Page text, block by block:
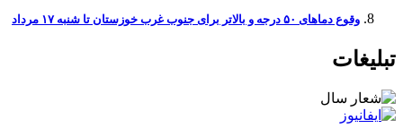
وقوع دما‌های ۵۰ درجه و بالاتر برای جنوب غرب خوزستان تا شنبه ۱۷ مرداد
تبلیغات